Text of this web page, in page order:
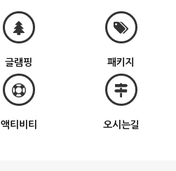
글램핑 패키지
액티비티 오시는길